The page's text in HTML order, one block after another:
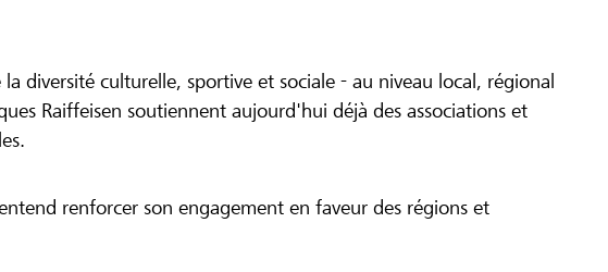
diversité culturelle, sportive et sociale - au niveau local, régional
Raiffeisen soutiennent aujourd'hui déjà des associations et
renforcer son engagement en faveur des régions et